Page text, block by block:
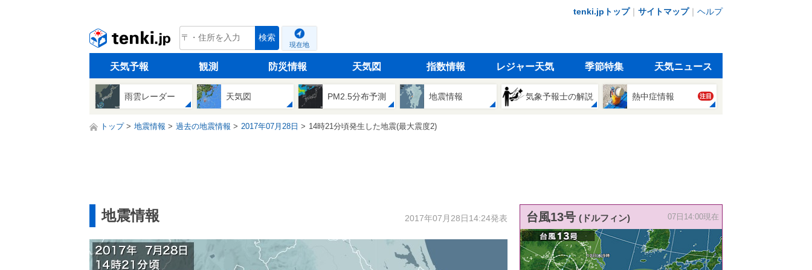
tenki.jpトップ｜ サイトマップ｜ ヘルプ
tenki.jp 検索
現在地
天気予報 観測 防災情報 天気図 指数情報 レジャー天気 季節特集 天気ニュース
雨雲レーダー 天気図 PM2.5分布予測 地震情報 気象予報士の解説 熱中症情報 注目
トップ 地震情報 過去の地震情報 2017年07月28日 14時21分頃発生した地震(最大震度2)
地震情報 2017年07月28日14:24発表 台風13号 (ドルフィン) 07日14:00現在